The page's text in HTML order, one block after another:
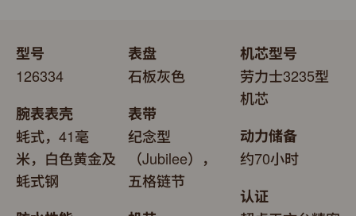
型号
126334
腕表表壳
蚝式，41毫
米，白色黄金及
蚝式钢
表盘
石板灰色
表带
纪念型
（Jubilee），
五格链节
机芯型号
劳力士3235型
机芯
动力储备
约70小时
认证